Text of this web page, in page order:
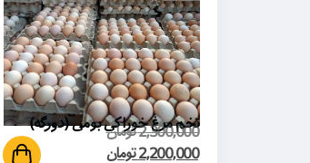
تخم مرغ خوراکی بومی (دورگه)
2,300,000تومان
2,200,000 تومان